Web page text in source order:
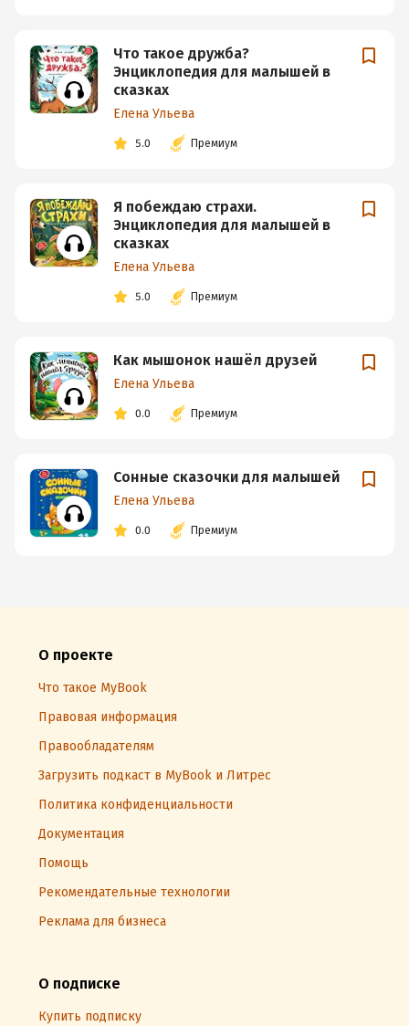
Что такое дружба?
Энциклопедия для малышей в
сказках
Елена Ульева
5.0 Премиум
Я побеждаю страхи.
Энциклопедия для малышей в
сказках
Елена Ульева
5.0 Премиум
Как мышонок нашёл друзей
Елена Ульева
0.0 Премиум
Сонные сказочки для малышей
Елена Ульева
0.0 Премиум
О проекте
Что такое MyBook
Правовая информация
Правообладателям
Загрузить подкаст в MyBook и Литрес
Политика конфиденциальности
Документация
Помощь
Рекомендательные технологии
Реклама для бизнеса
О подписке
Купить подписку